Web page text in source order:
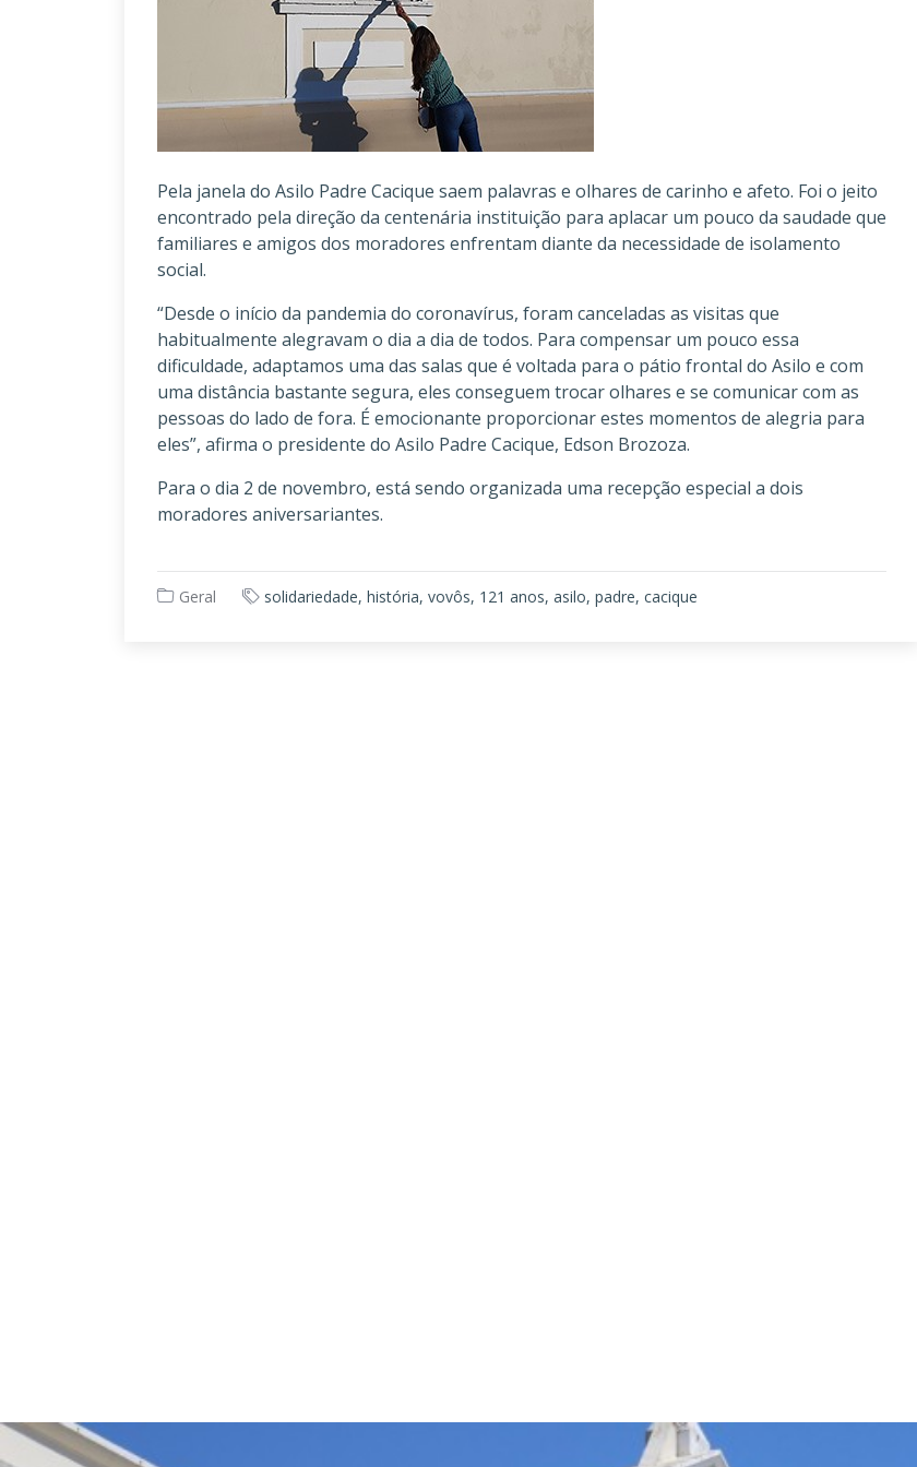
Pela janela do Asilo Padre Cacique saem palavras e olhares de carinho e afeto. Foi o jeito
encontrado pela direção da centenária instituição para aplacar um pouco da saudade que
familiares e amigos dos moradores enfrentam diante da necessidade de isolamento
social.
“Desde o início da pandemia do coronavírus, foram canceladas as visitas que
habitualmente alegravam o dia a dia de todos. Para compensar um pouco essa
dificuldade, adaptamos uma das salas que é voltada para o pátio frontal do Asilo e com
uma distância bastante segura, eles conseguem trocar olhares e se comunicar com as
pessoas do lado de fora. É emocionante proporcionar estes momentos de alegria para
eles”, afirma o presidente do Asilo Padre Cacique, Edson Brozoza.
Para o dia 2 de novembro, está sendo organizada uma recepção especial a dois
moradores aniversariantes.
Geral solidariedade, história, vovôs, 121 anos, asilo, padre, cacique